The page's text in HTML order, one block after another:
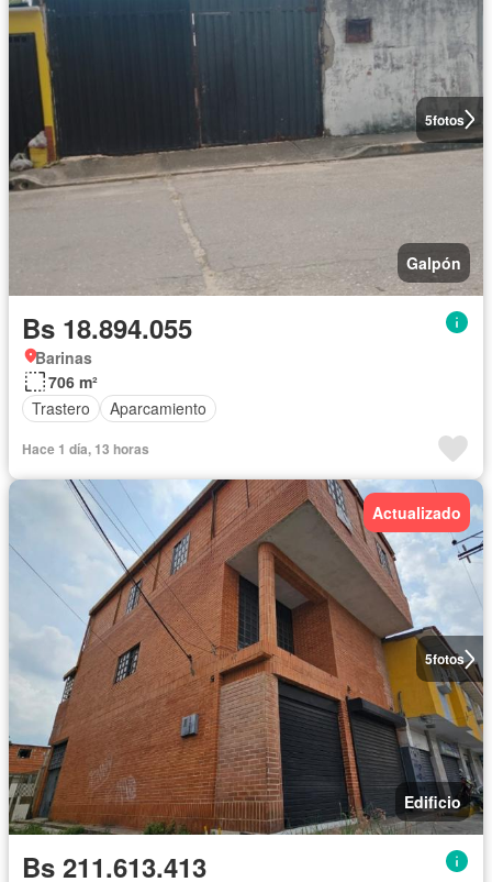
5fotos
Galpón
Bs 18.894.055
Barinas
706 m²
Trastero
Aparcamiento
Hace 1 día, 13 horas
5fotos
Actualizado
Edificio
Bs 211.613.413